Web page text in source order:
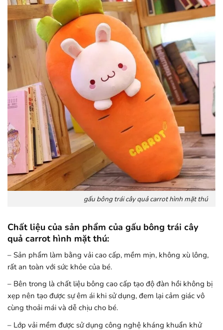
gấu bông trái cây quả carrot hình mặt thú
Chất liệu của sản phẩm của gấu bông trái cây
quả carrot hình mặt thú:
– Sản phẩm làm bằng vải cao cấp, mềm mịn, không xù lông,
rất an toàn với sức khỏe của bé.
– Bên trong là chất liệu bông cao cấp tạo độ đàn hồi không bị
xẹp nên tạo được sự êm ái khi sử dụng, đem lại cảm giác vô
cùng thoải mái và dễ chịu cho bé.
– Lớp vải mềm được sử dụng công nghệ kháng khuẩn khử